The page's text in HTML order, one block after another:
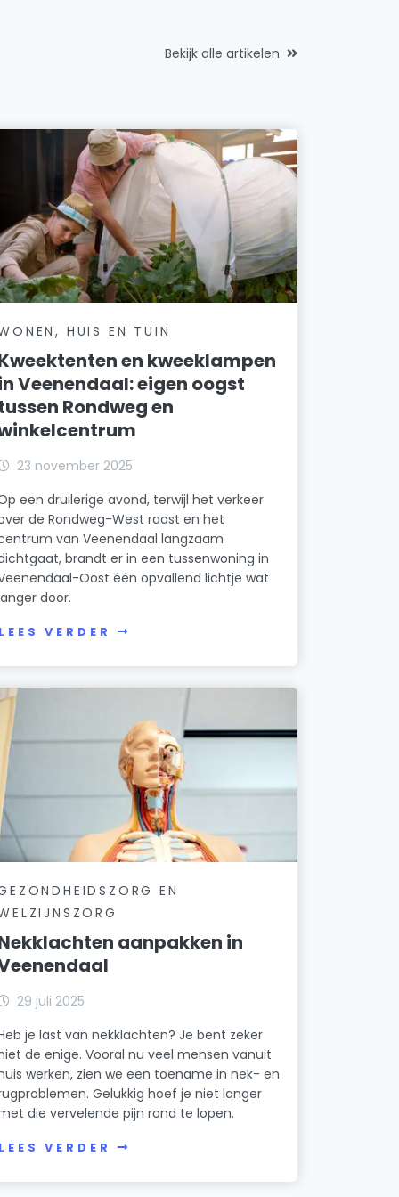
Bekijk alle artikelen
HUIS EN TUIN
en kweeklampen
Veenendaal: eigen oogst
Rondweg en
23 november 2025
een druilerige avond, terwijl het verkeer
de Rondweg-West raast en het
van Veenendaal langzaam
brandt er in een tussenwoning in
Oost één opvallend lichtje wat
door.
VERDER
EN
aanpakken in
29 juli 2025
je last van nekklachten? Je bent zeker
de enige. Vooral nu veel mensen vanuit
werken, zien we een toename in nek- en
Gelukkig hoef je niet langer
die vervelende pijn rond te lopen.
VERDER